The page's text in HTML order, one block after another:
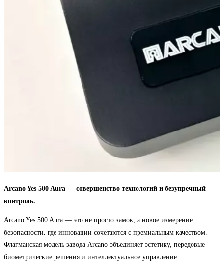
Arcano Yes 500 Aura — совершенство технологий и безупречный
контроль.
Arcano Yes 500 Aura — это не просто замок, а новое измерение
безопасности, где инновации сочетаются с премиальным качеством.
Флагманская модель завода Arcano объединяет эстетику, передовые
биометрические решения и интеллектуальное управление.